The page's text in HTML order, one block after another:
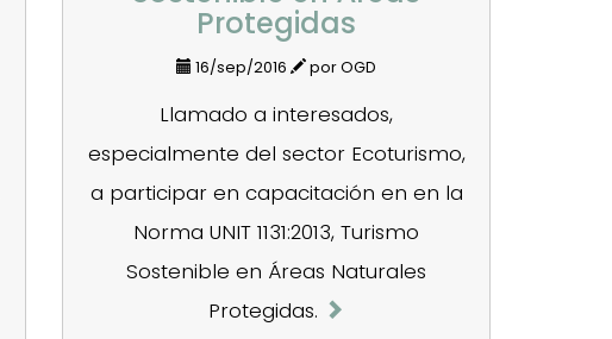
Protegidas
16/sep/2016 por OGD
Llamado a interesados,
especialmente del sector Ecoturismo,
a participar en capacitación en en la
Norma UNIT 1131:2013, Turismo
Sostenible en Áreas Naturales
Protegidas.